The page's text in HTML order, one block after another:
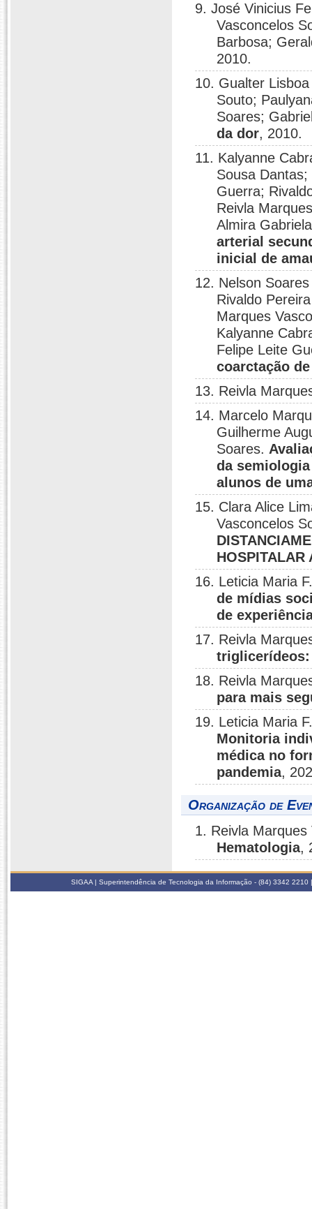
9. José Vinicius
Vasconcelos
Barbosa;
2010.
10. Gualter
Souto;
Soares;
da dor, 2010.
11. Kalyanne
Sousa
Guerra;
Reivla
Almira
arterial
inicial de
12. Nelson
Rivaldo
Marques
Kalyanne
Felipe Leite
coarctação
13. Reivla
14. Marcelo
Guilherme
Soares.
da
alunos de
15. Clara Alice
Vasconcelos
HOSPITALAR
16. Leticia Maria
de mídias
de
17. Reivla
triglicerídeos:
18. Reivla
para mais
19. Leticia Maria
Monitoria
médica no
pandemia,
Organização de
1. Reivla
Hematologia,
SIGAA | Superintendência de Tecnologia da Informação - (84) 3342